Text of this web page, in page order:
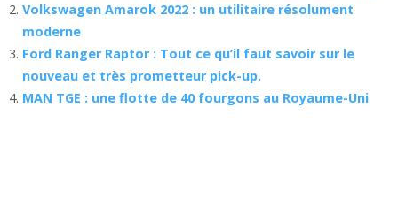
Volkswagen Amarok 2022 : un utilitaire résolument
moderne
Ford Ranger Raptor : Tout ce qu’il faut savoir sur le
nouveau et très prometteur pick-up.
MAN TGE : une flotte de 40 fourgons au Royaume-Uni